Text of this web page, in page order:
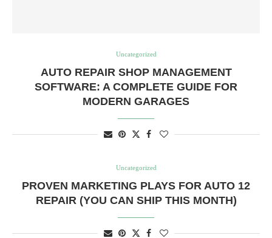
Uncategorized
AUTO REPAIR SHOP MANAGEMENT
SOFTWARE: A COMPLETE GUIDE FOR
MODERN GARAGES
Uncategorized
12 PROVEN MARKETING PLAYS FOR AUTO
REPAIR (YOU CAN SHIP THIS MONTH)